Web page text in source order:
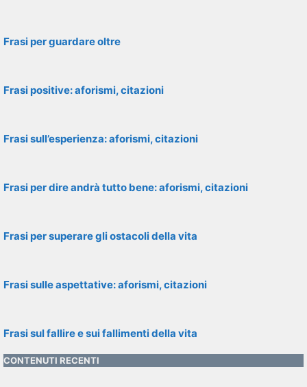
Frasi per guardare oltre
Frasi positive: aforismi, citazioni
Frasi sull’esperienza: aforismi, citazioni
Frasi per dire andrà tutto bene: aforismi, citazioni
Frasi per superare gli ostacoli della vita
Frasi sulle aspettative: aforismi, citazioni
Frasi sul fallire e sui fallimenti della vita
CONTENUTI RECENTI